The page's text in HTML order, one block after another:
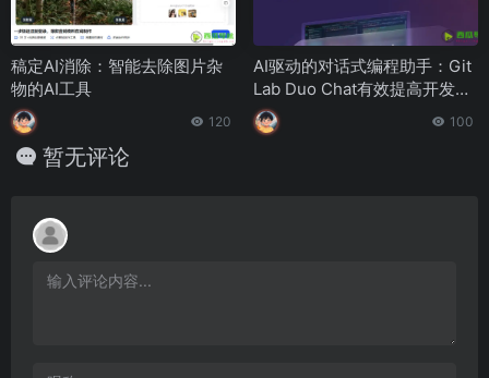
稿定AI消除：智能去除图片杂
物的AI工具
120
AI驱动的对话式编程助手：Git
Lab Duo Chat有效提高开发效
率和代码质量
100
暂无评论